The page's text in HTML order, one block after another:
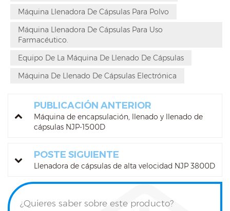
Máquina Llenadora De Cápsulas Para Polvo
Máquina Llenadora De Cápsulas Para Uso
Farmacéutico.
Equipo De La Máquina De Llenado De Cápsulas
Máquina De Llenado De Cápsulas Electrónica
PUBLICACIÓN ANTERIOR
Máquina de encapsulación, llenado y llenado de
cápsulas NJP-1500D
POSTE SIGUIENTE
Llenadora de cápsulas de alta velocidad NJP 3800D
¿Quieres saber sobre este producto?